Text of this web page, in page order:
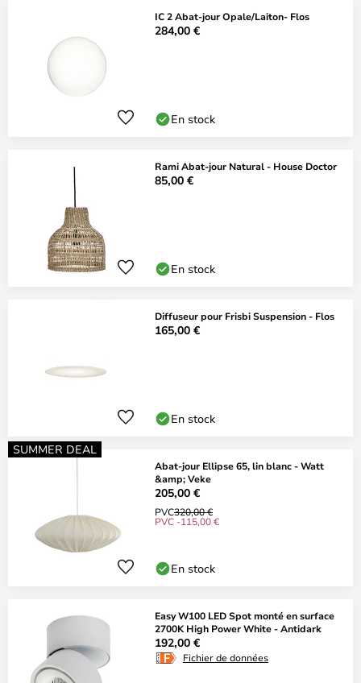
IC 2 Abat-jour Opale/Laiton- Flos
284,00 €
En stock
Rami Abat-jour Natural - House Doctor
85,00 €
En stock
Diffuseur pour Frisbi Suspension - Flos
165,00 €
En stock
SUMMER DEAL
Abat-jour Ellipse 65, lin blanc - Watt
&amp; Veke
205,00 €
PVC320,00 €
PVC -115,00 €
En stock
Easy W100 LED Spot monté en surface
2700K High Power White - Antidark
192,00 €
Fichier de données